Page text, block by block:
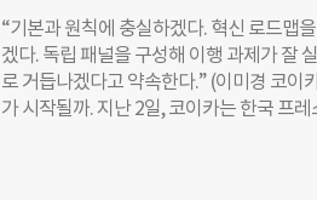
노조 대표가 2명 이내의 후보자를 임원추
는 직접, 비밀 또는 무기명 투표를 해 근
다. 임원추천위원회에서는 논의를 거쳐
임할 수 있다. 기재부는 “공공기관 노동이
고 현장에서 안정적으로 도입·운용할 수
“기본과 원칙에 충실하겠다. 혁신 로드맵
겠다. 독립 패널을 구성해 이행 과제가 잘
로 거듭나겠다고 약속한다.” (이미경 코이
가 시작될까. 지난 2일, 코이카는 한국 프